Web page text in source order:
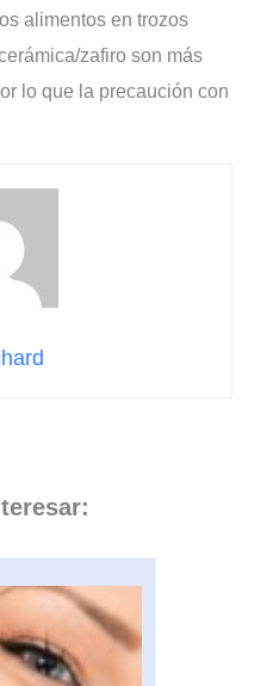
alimentos en trozos
zafiro son más
lo que la precaución con